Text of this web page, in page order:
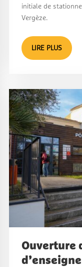
initiale de
Vergèze.
LIRE PLUS
Ouverture